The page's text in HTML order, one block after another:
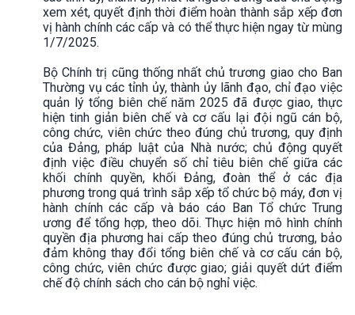
xem xét, quyết định thời điểm hoàn thành sắp xếp đơn
vị hành chính các cấp và có thể thực hiện ngay từ mùng
1/7/2025.
Bộ Chính trị cũng thống nhất chủ trương giao cho Ban
Thường vụ các tỉnh ủy, thành ủy lãnh đạo, chỉ đạo việc
quản lý tổng biên chế năm 2025 đã được giao, thực
hiện tinh giản biên chế và cơ cấu lại đội ngũ cán bộ,
công chức, viên chức theo đúng chủ trương, quy định
của Đảng, pháp luật của Nhà nước; chủ động quyết
định việc điều chuyển số chỉ tiêu biên chế giữa các
khối chính quyền, khối Đảng, đoàn thể ở các địa
phương trong quá trình sắp xếp tổ chức bộ máy, đơn vị
hành chính các cấp và báo cáo Ban Tổ chức Trung
ương để tổng hợp, theo dõi. Thực hiện mô hình chính
quyền địa phương hai cấp theo đúng chủ trương, bảo
đảm không thay đổi tổng biên chế và cơ cấu cán bộ,
công chức, viên chức được giao; giải quyết dứt điểm
chế độ chính sách cho cán bộ nghỉ việc.